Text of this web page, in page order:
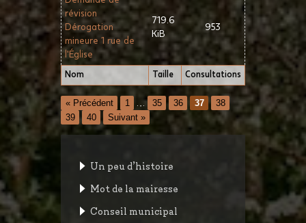
Nom Taille Consultations
révision
Dérogation
mineure 1 rue de
l'Église
719.6
KiB
953
« Précédent 1 … 35 36 37
38
39
40 Suivant »
Un peu d’histoire
Mot de la mairesse
Conseil municipal